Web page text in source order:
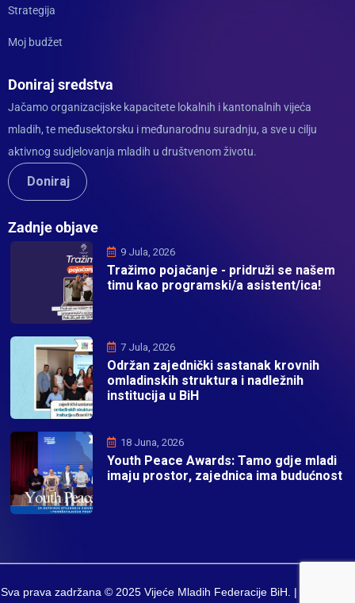
Strategija
Moj budžet
Doniraj sredstva
Jačamo organizacijske kapacitete lokalnih i kantonalnih vijeća
mladih, te međusektorsku i međunarodnu suradnju, a sve u cilju
aktivnog sudjelovanja mladih u društvenom životu.
Doniraj
Zadnje objave
9 Jula, 2026
Tražimo pojačanje - pridruži se našem
timu kao programski/a asistent/ica!
7 Jula, 2026
Održan zajednički sastanak krovnih
omladinskih struktura i nadležnih
institucija u BiH
18 Juna, 2026
Youth Peace Awards: Tamo gdje mladi
imaju prostor, zajednica ima budućnost
Sva prava zadržana © 2025 Vijeće Mladih Federacije BiH. | Developed